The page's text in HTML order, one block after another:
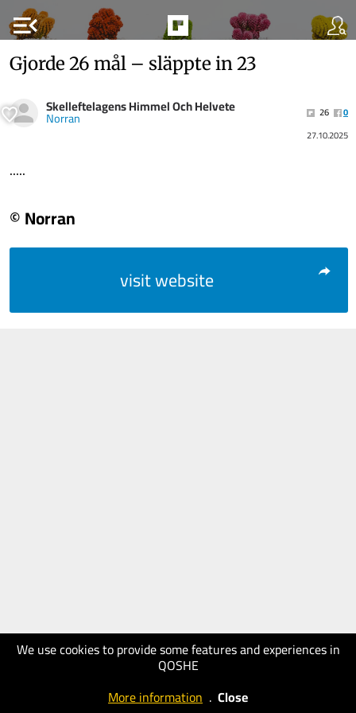
menu_open
We use cookies to provide some features and experiences in
QOSHE
More information . Close
Gjorde 26 mål – släppte in 23
Skelleftelagens Himmel Och Helvete
Norran 26
0
27.10.2025
.....
© Norran
visit website